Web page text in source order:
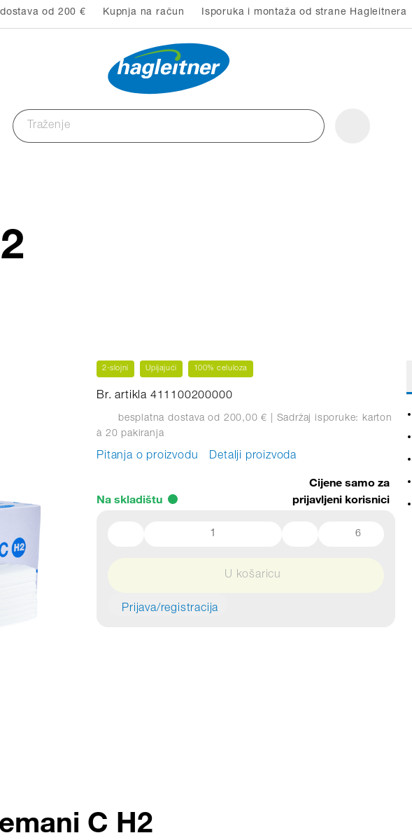
od 200 € Kupnja na račun Isporuka i montaža od strane Hagleitnera
2-slojni Upijajući 100% celuloza
Br. artikla 411100200000
besplatna dostava od 200,00 € | Sadržaj isporuke: karton
à 20 pakiranja
Pitanja o proizvodu Detalji proizvoda
Na skladištu
Cijene samo za
prijavljeni korisnici
6
U košaricu
Prijava/registracija
C H2